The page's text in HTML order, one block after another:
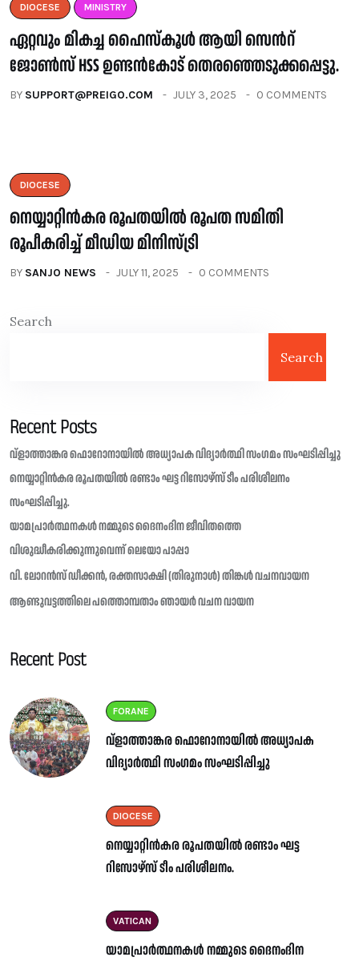
DIOCESE MINISTRY
ഏറ്റവും മികച്ച ഹൈസ്കൂൾ ആയി സെൻറ്
ജോൺസ് HSS ഉണ്ടൻകോട് തെരഞ്ഞെടുക്കപ്പെട്ടു.
BY SUPPORT@PREIGO.COM JULY 3, 2025 0 COMMENTS
DIOCESE
നെയ്യാറ്റിൻകര രൂപതയിൽ രൂപത സമിതി
രൂപീകരിച്ച് മീഡിയ മിനിസ്ട്രി
BY SANJO NEWS JULY 11, 2025 0 COMMENTS
Search
Search
Recent Posts
വ്ളാത്താങ്കര ഫൊറോനായിൽ അധ്യാപക വിദ്യാർത്ഥി സംഗമം സംഘടിപ്പിച്ചു
നെയ്യാറ്റിൻകര രൂപതയിൽ രണ്ടാം ഘട്ട റിസോഴ്സ് ടീം പരിശീലനം
സംഘടിപ്പിച്ചു.
യാമപ്രാർത്ഥനകൾ നമ്മുടെ ദൈനംദിന ജീവിതത്തെ
വിശുദ്ധീകരിക്കുന്നുവെന്ന് ലെയോ പാപ്പാ
വി. ലോറൻസ് ഡീക്കൻ, രക്തസാക്ഷി (തിരുനാൾ) തിങ്കൾ വചനവായന
ആണ്ടുവട്ടത്തിലെ പത്തൊമ്പതാം ഞായർ വചന വായന
Recent Post
FORANE
വ്ളാത്താങ്കര ഫൊറോനായിൽ അധ്യാപക
വിദ്യാർത്ഥി സംഗമം സംഘടിപ്പിച്ചു
DIOCESE
നെയ്യാറ്റിൻകര രൂപതയിൽ രണ്ടാം ഘട്ട
റിസോഴ്സ് ടീം പരിശീലനം.
VATICAN
യാമപ്രാർത്ഥനകൾ നമ്മുടെ ദൈനംദിന